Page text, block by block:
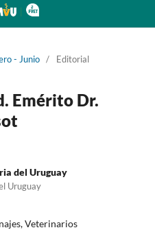
- Junio / Editorial
Emérito Dr.
del Uruguay
Uruguay
Veterinarios